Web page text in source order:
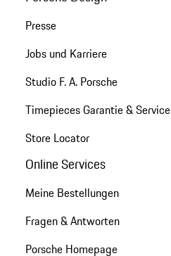
Presse
Jobs und Karriere
Studio F. A. Porsche
Timepieces Garantie & Service
Store Locator
Online Services
Meine Bestellungen
Fragen & Antworten
Porsche Homepage